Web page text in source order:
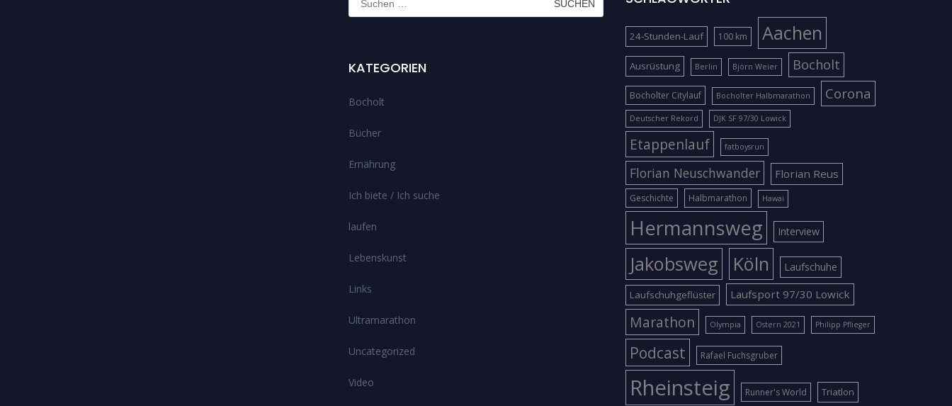
nach:
KATEGORIEN
Bocholt
Bücher
Ernährung
Ich biete / Ich suche
laufen
Lebenskunst
Links
Ultramarathon
Uncategorized
Video
24-Stunden-Lauf 100 km Aachen
Ausrüstung Berlin Björn Weier Bocholt
Bocholter Citylauf Bocholter Halbmarathon Corona
Deutscher Rekord DJK SF 97/30 Lowick
Etappenlauf fatboysrun
Florian Neuschwander Florian Reus
Geschichte Halbmarathon Hawai
Hermannsweg Interview
Jakobsweg Köln Laufschuhe
Laufschuhgeflüster Laufsport 97/30 Lowick
Marathon Olympia Ostern 2021 Philipp Pflieger
Podcast Rafael Fuchsgruber
Rheinsteig Runner's World Triatlon